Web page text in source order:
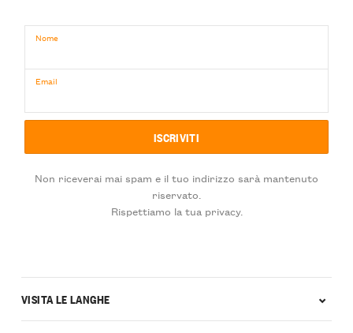
Nome
Email
Non riceverai mai spam e il tuo indirizzo sarà mantenuto
riservato.
Rispettiamo la tua privacy.
VISITA LE LANGHE